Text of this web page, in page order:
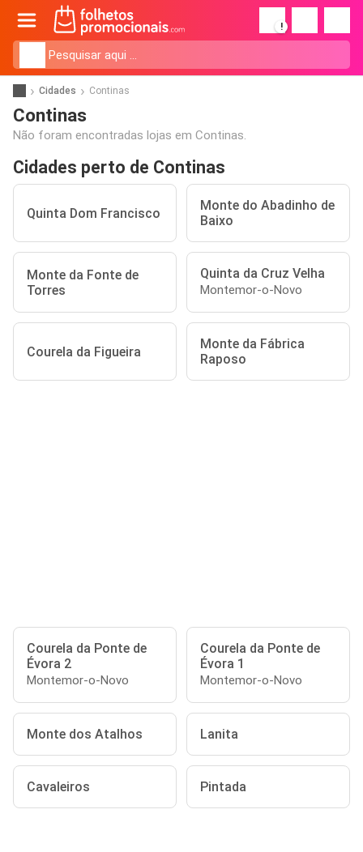
!
Cidades Continas
Continas
Não foram encontradas lojas em Continas.
Cidades perto de Continas
Quinta Dom Francisco
Monte do Abadinho de
Baixo
Monte da Fonte de
Torres
Quinta da Cruz Velha
Montemor-o-Novo
Courela da Figueira
Monte da Fábrica
Raposo
Courela da Ponte de
Évora 2
Montemor-o-Novo
Courela da Ponte de
Évora 1
Montemor-o-Novo
Monte dos Atalhos Lanita
Cavaleiros Pintada